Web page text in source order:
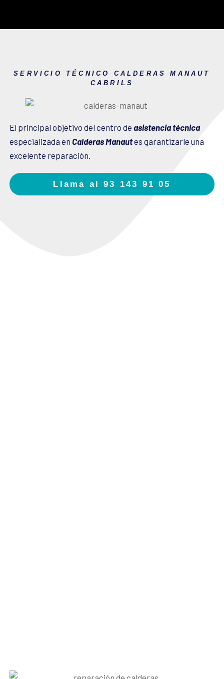
SERVICIO TÉCNICO CALDERAS MANAUT
CABRILS
El principal objetivo del centro de asistencia técnica
especializada en Calderas Manautes garantizarle una
excelente reparación.
Llama al 93 143 91 05